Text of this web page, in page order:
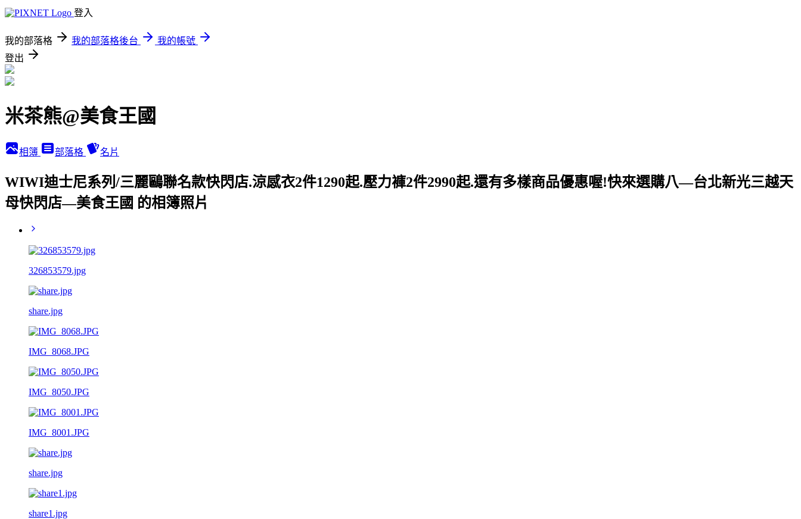
登入
我的部落格 我的部落格後台
我的帳號
登出
米茶熊@美食王國
相簿 部落格 名片
WIWI迪士尼系列/三麗鷗聯名款快閃店.涼感衣2件1290起.壓力褲2件2990起.還有多樣商品優惠喔!快來選購八—台北新光三越天
母快閃店—美食王國 的相簿照片
326853579.jpg
share.jpg
IMG_8068.JPG
IMG_8050.JPG
IMG_8001.JPG
share.jpg
share1.jpg